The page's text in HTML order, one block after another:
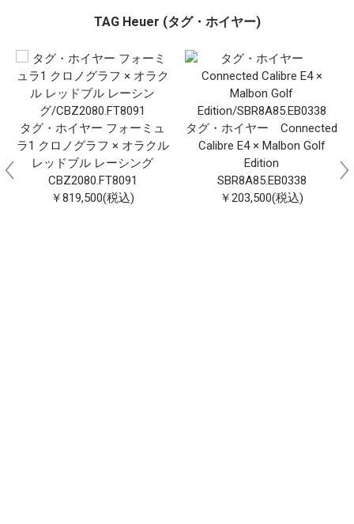
TAG Heuer (タグ・ホイヤー)
タグ・ホイヤー フォーミュ
ラ1 クロノグラフ × オラクル
レッドブル レーシング
CBZ2080.FT8091
￥819,500(税込)
タグ・ホイヤー Connected
Calibre E4 × Malbon Golf
Edition
SBR8A85.EB0338
￥203,500(税込)